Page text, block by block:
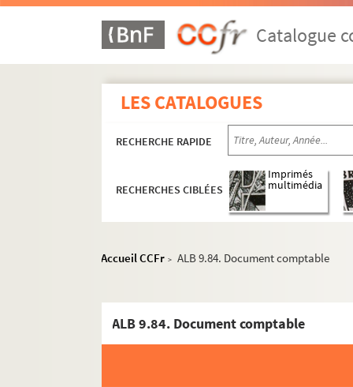
Catalogue
LES CATALOGUES
RECHERCHE RAPIDE
RECHERCHES CIBLÉES
Imprimés
multimédia
Accueil CCFr > ALB 9.84. Document comptable
ALB 9.84. Document comptable